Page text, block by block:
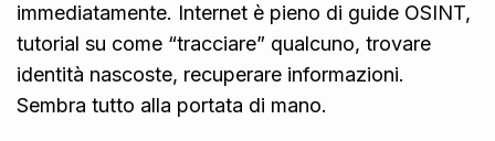
immediatamente. Internet è pieno di guide OSINT,
tutorial su come “tracciare” qualcuno, trovare
identità nascoste, recuperare informazioni.
Sembra tutto alla portata di mano.